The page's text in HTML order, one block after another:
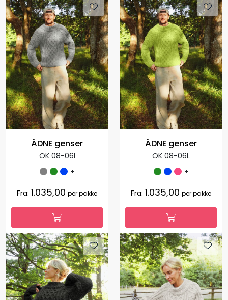
ÅDNE genser
OK 08-06I
+
Fra: 1.035,00 per pakke
ÅDNE genser
OK 08-06L
+
Fra: 1.035,00 per pakke